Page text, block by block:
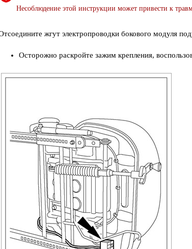
Несоблюдение этой инструкции может привести к
жгут электропроводки бокового модуля
Осторожно раскройте зажим крепления,